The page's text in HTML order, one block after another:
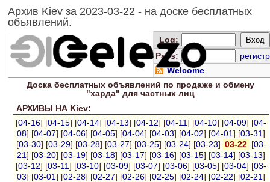
Архив Kiev за 2023-03-22 - на доске бесплатных
объявлений.
Log:
Pass:
регистр
Welcome
Доска бесплатныхобъявлений по продаже и обмену
"харда" для частных лиц
АРХИВЫ НА Kiev:
[04-16] [04-15] [04-14] [04-13] [04-12] [04-11] [04-10] [04-09] [04-
08] [04-07] [04-06] [04-05] [04-04] [04-03] [04-02] [04-01] [03-31]
[03-30] [03-29] [03-28] [03-27] [03-25] [03-24] [03-23] 03-22 [03-
21] [03-20] [03-19] [03-18] [03-17] [03-16] [03-15] [03-14] [03-13]
[03-12] [03-11] [03-10] [03-09] [03-07] [03-06] [03-05] [03-04] [03-
03] [03-01] [02-28] [02-27] [02-26] [02-25] [02-24] [02-22] [02-21]